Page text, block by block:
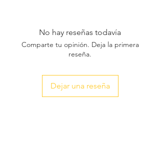
No hay reseñas todavía
Comparte tu opinión. Deja la primera
reseña.
Dejar una reseña